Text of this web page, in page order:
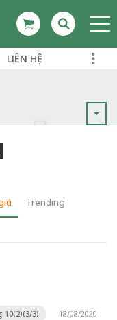
LIÊN HỆ
Trending
10(2)(3/3) 18/08/2020